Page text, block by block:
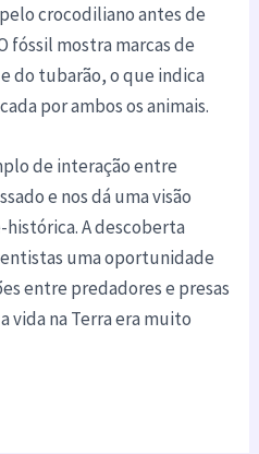
crocodiliano antes de
fóssil mostra marcas de
do tubarão, o que indica
por ambos os animais.
de interação entre
e nos dá uma visão
histórica. A descoberta
uma oportunidade
entre predadores e presas
vida na Terra era muito